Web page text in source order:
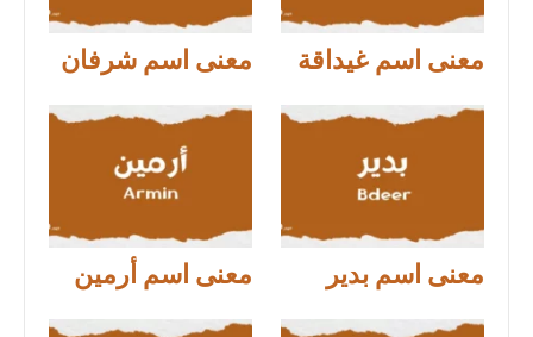
معنى اسم غيداقة معنى اسم شرفان
معنى اسم بدير معنى اسم أرمين